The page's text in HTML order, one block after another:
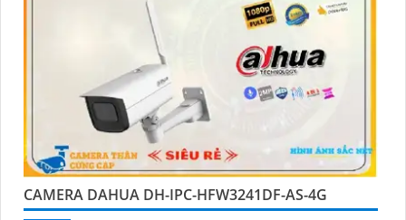
CAMERA DAHUA DH-IPC-HFW3241DF-AS-4G